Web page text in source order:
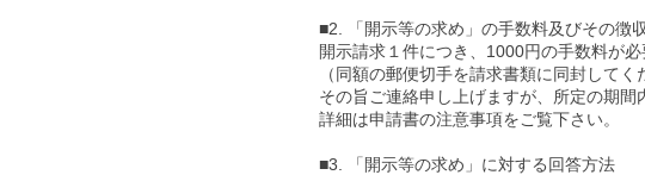
■2. 「開示等の求め」の手数料及びその徴
開示請求１件につき、1000円の手数料が必
（同額の郵便切手を請求書類に同封して
その旨ご連絡申し上げますが、所定の期間
詳細は申請書の注意事項をご覧下さい。
■3. 「開示等の求め」に対する回答方法